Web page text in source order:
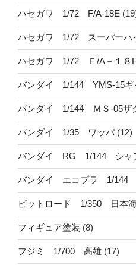
ハセガワ 1/72 F/A-18E
ハセガワ 1/72 スーパーハ
ハセガワ 1/72 Ｆ/A－１８
バンダイ 1/144 YMS-15ギ
バンダイ 1/144 ＭＳ-05ザ
バンダイ 1/35 ワッパ(12)
バンダイ RG 1/144 シャ
バンダイ エコプラ 1/144
ピットロード 1/350 日本
フィギュア塗装 (8)
フジミ 1/700 高雄 (17)